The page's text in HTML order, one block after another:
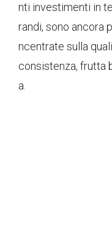
nti investimenti in
randi, sono ancora
ncentrate sulla
consistenza, frutta
a.